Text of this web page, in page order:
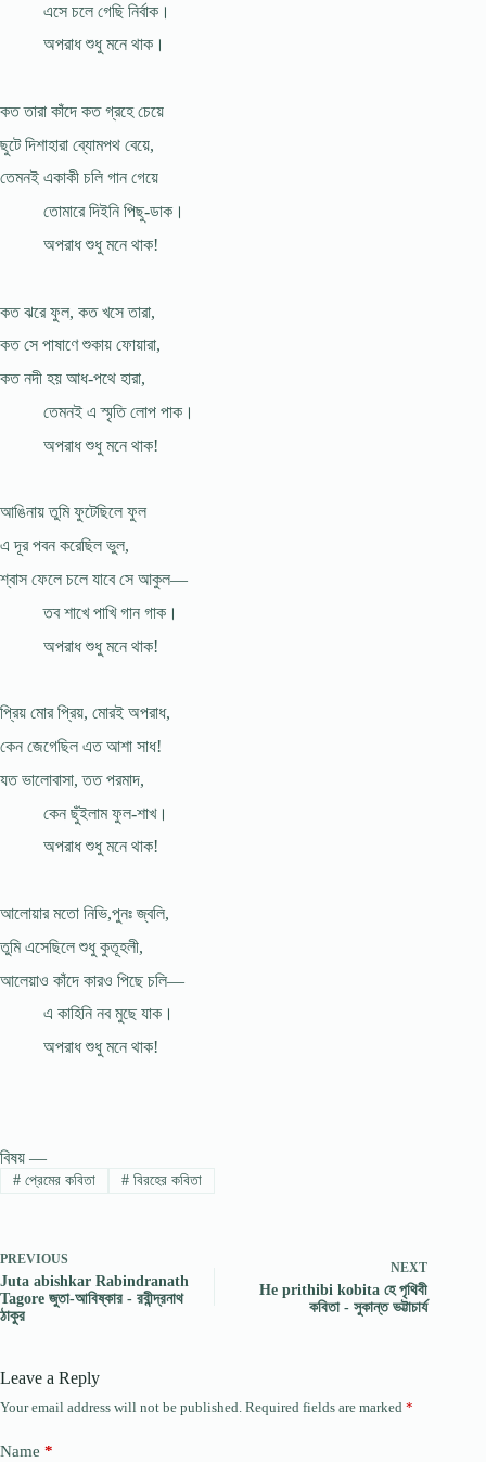
এসে চলে গেছি নির্বাক।
অপরাধ শুধু মনে থাক।
কত তারা কাঁদে কত গ্রহে চেয়ে
ছুটে দিশাহারা ব্যোমপথ বেয়ে,
তেমনই একাকী চলি গান গেয়ে
তোমারে দিইনি পিছু-ডাক।
অপরাধ শুধু মনে থাক!
কত ঝরে ফুল, কত খসে তারা,
কত সে পাষাণে শুকায় ফোয়ারা,
কত নদী হয় আধ-পথে হারা,
তেমনই এ স্মৃতি লোপ পাক।
অপরাধ শুধু মনে থাক!
আঙিনায় তুমি ফুটেছিলে ফুল
এ দূর পবন করেছিল ভুল,
শ্বাস ফেলে চলে যাবে সে আকুল—
তব শাখে পাখি গান গাক।
অপরাধ শুধু মনে থাক!
প্রিয় মোর প্রিয়, মোরই অপরাধ,
কেন জেগেছিল এত আশা সাধ!
যত ভালোবাসা, তত পরমাদ,
কেন ছুঁইলাম ফুল-শাখ।
অপরাধ শুধু মনে থাক!
আলোয়ার মতো নিভি,পুনঃ জ্বলি,
তুমি এসেছিলে শুধু কুতূহলী,
আলেয়াও কাঁদে কারও পিছে চলি—
এ কাহিনি নব মুছে যাক।
অপরাধ শুধু মনে থাক!
বিষয় —
#প্রেমের কবিতা #বিরহের কবিতা
PREVIOUS
Juta abishkar Rabindranath
Tagore জুতা-আবিষ্কার - রবীন্দ্রনাথ
ঠাকুর
NEXT
He prithibi kobita হে পৃথিবী
কবিতা - সুকান্ত ভট্টাচার্য
Leave a Reply
Your email address will not be published. Required fields are marked *
Name *